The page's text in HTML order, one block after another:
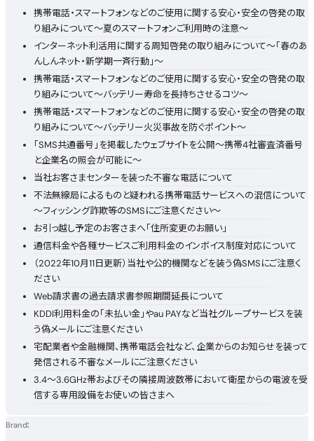
携帯電話・スマートフォンなどのご使用に関する安心・安全の啓発の取
り組みについて～夏のスマートフォンご利用時の注意～
インターネット利活用に関する周知啓発の取り組みについて～「春のあ
んしんネット・新学期一斉行動」～
携帯電話・スマートフォンなどのご使用に関する安心・安全の啓発の取
り組みについて～バッテリー寿命を長持ちさせるコツ～
携帯電話・スマートフォンなどのご使用に関する安心・安全の啓発の取
り組みについて～バッテリー火災事故を防ぐポイント～
「SMS共通番号」を掲載したウェブサイトを公開～携帯4社審査済番号
と企業名の照会が可能に～
当社お客さまセンターを装った不審な電話について
不法無線局によるものと疑われる携帯電話サービスへの混信について
～フィッシング詐欺等のSMSにご注意ください～
お引っ越し予定のお客さまへ「住所変更のお願い」
通信料金や各種サービスご利用料金のインボイス制度対応について
（2022年10月11日更新）当社や公的機関などを装う偽SMSにご注意く
ださい
Web請求書の過去請求書参照期間延長について
KDDI利用料金の「未払い金」やau PAYなど当社グループサービスを装
う偽メールにご注意ください
宅配業者や金融機関、携帯電話会社など、企業からのお知らせを装って
発信される不審なメールにご注意ください
3.4～3.6GHz帯およびその隣接周波数帯において衛星からの電波を受
信する専用設備をお使いの皆さまへ
Brand